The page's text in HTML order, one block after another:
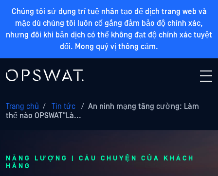
Chúng tôi sử dụng trí tuệ nhân tạo để dịch trang web và
mặc dù chúng tôi luôn cố gắng đảm bảo độ chính xác,
nhưng đôi khi bản dịch có thể không đạt độ chính xác tuyệt
đối. Mong quý vị thông cảm.
Trang chủ / Tin tức / An ninh mạng tăng cường: Làm
thế nào OPSWAT"Là...
NĂNG LƯỢNG | CÂU CHUYỆN CỦA KHÁCH
HÀNG